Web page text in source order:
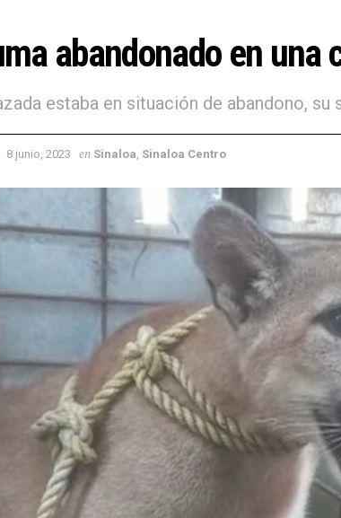
abandonado en una
estaba en situación de abandono,
8 junio, 2023 en Sinaloa, Sinaloa Centro